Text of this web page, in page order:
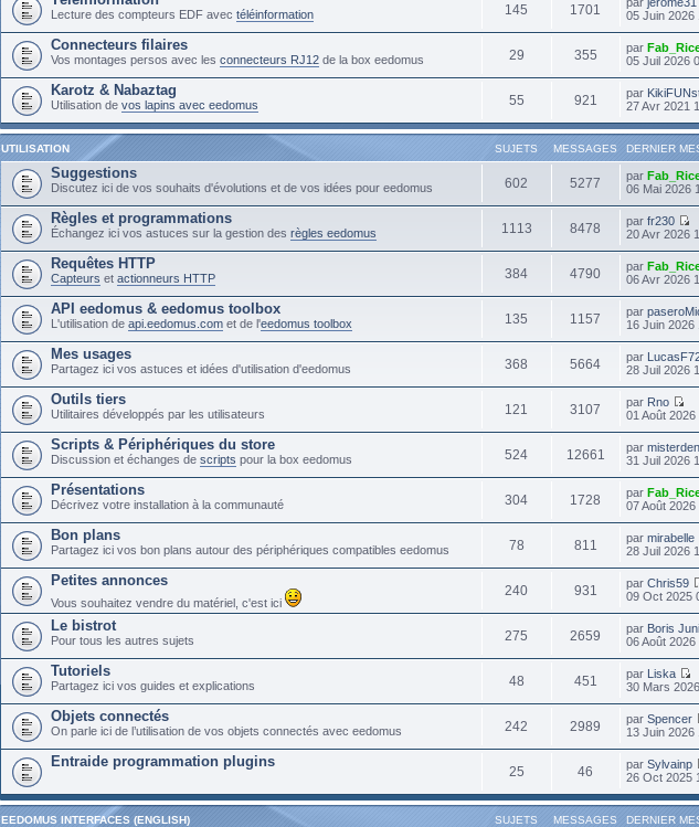
Lecture des compteurs EDF avec téléinformation 145 1701
05 Juin 2026
Connecteurs filaires
Vos montages persos avec les connecteurs RJ12 de la box eedomus 29 355 par
05 Juil 2026
Karotz & Nabaztag
Utilisation de vos lapins avec eedomus 55 921 par
27 Avr 2021
UTILISATION SUJETS MESSAGES DERNIER
Suggestions
Discutez ici de vos souhaits d'évolutions et de vos idées pour eedomus 602 5277 par
06 Mai 2026
Règles et programmations
Échangez ici vos astuces sur la gestion des règles eedomus 1113 8478 parfr230
20 Avr 2026
Requêtes HTTP
Capteurs et actionneurs HTTP 384 4790 par
06 Avr 2026
API eedomus & eedomus toolbox
L'utilisation de api.eedomus.com et de l'eedomus toolbox 135 1157 par
16 Juin 2026
Mes usages
Partagez ici vos astuces et idées d'utilisation d'eedomus 368 5664 par
28 Juil 2026
Outils tiers
Utilitaires développés par les utilisateurs 121 3107 par Rno
01 Août 2026
Scripts & Périphériques du store
Discussion et échanges de scripts pour la box eedomus 524 12661 parmisterden
31 Juil 2026
Présentations
Décrivez votre installation à la communauté 304 1728 par
07 Août 2026
Bon plans
Partagez ici vos bon plans autour des périphériques compatibles eedomus 78 811 parmirabelle
28 Juil 2026
Petites annonces
Vous souhaitez vendre du matériel, c'est ici
240 931 parChris59
09 Oct 2025
Le bistrot
Pour tous les autres sujets 275 2659 par Boris
06 Août 2026
Tutoriels
Partagez ici vos guides et explications 48 451 par Liska
30 Mars
Objets connectés
On parle ici de l’utilisation de vos objets connectés avec eedomus 242 2989 parSpencer
13 Juin 2026
Entraide programmation plugins
25 46 parSylvainp
26 Oct 2025
EEDOMUS INTERFACES (ENGLISH) SUJETS MESSAGES DERNIER